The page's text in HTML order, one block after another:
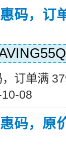
码，订
订单满
08
码，原